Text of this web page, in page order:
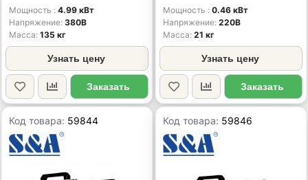
Мощность
4.99 кВт
Напряжение 380В
Масса 135 кг
Узнать цену
Заказать
Мощность
0.46 кВт
Напряжение 220В
Масса 21 кг
Узнать цену
Заказать
Код товара: 59844 Код товара: 59846